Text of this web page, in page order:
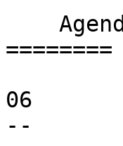
========
06
--